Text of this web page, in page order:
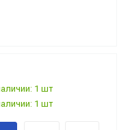
1 шт
1 шт